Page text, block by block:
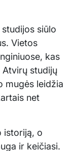
siūlo
Vietos
kas
studijų
mugės leidžia
net
istoriją, o
ir keičiasi.